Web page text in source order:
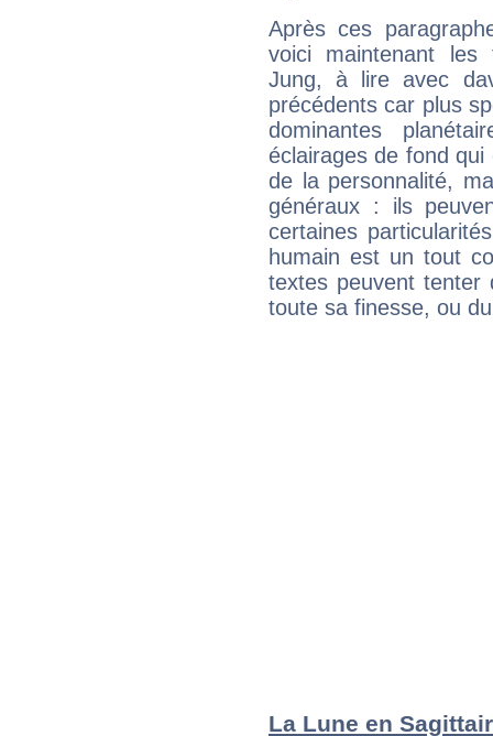
Après ces
voici maintenant les
Jung, à lire avec
précédents car plus
dominantes
éclairages de fond
de la personnalité,
généraux : ils
certaines
humain est un tout
textes peuvent tenter
toute sa finesse, ou
La Lune en